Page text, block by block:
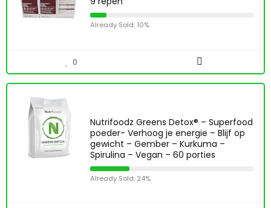
Already Sold: 10%
0
Nutrifoodz Greens Detox® – Superfood
poeder- Verhoog je energie – Blijf op
gewicht – Gember – Kurkuma –
Spirulina – Vegan – 60 porties
Already Sold: 24%